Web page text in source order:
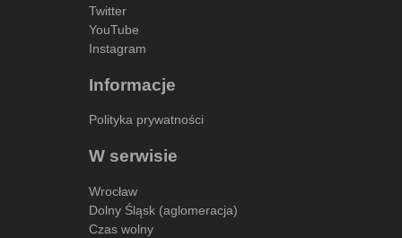
Twitter
YouTube
Instagram
Informacje
Polityka prywatności
W serwisie
Wrocław
Dolny Śląsk (aglomeracja)
Czas wolny